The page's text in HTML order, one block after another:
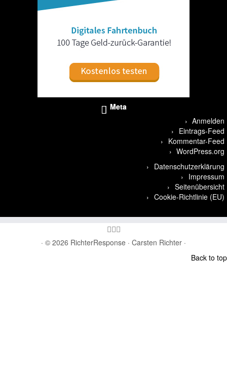
Meta
Anmelden
Eintrags-Feed
Kommentar-Feed
WordPress.org
Datenschutzerklärung
Impressum
Seitenübersicht
Cookie-Richtlinie (EU)
· © 2026 RichterResponse · Carsten Richter ·
Back to top